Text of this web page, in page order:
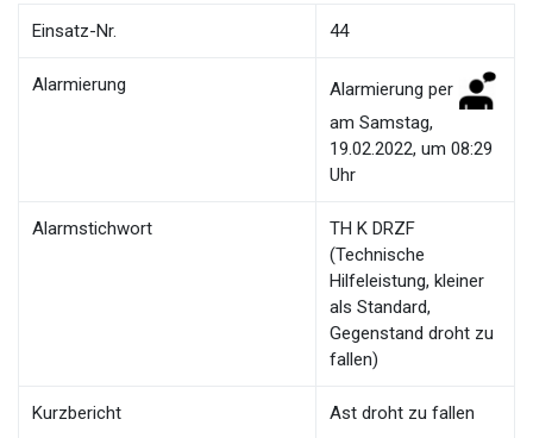
Einsatz-Nr. 44
Alarmierung
Alarmierung per
am Samstag,
19.02.2022, um 08:29
Uhr
Alarmstichwort
TH K DRZF
(Technische
Hilfeleistung, kleiner
als Standard,
Gegenstand droht zu
fallen)
Kurzbericht Ast droht zu fallen